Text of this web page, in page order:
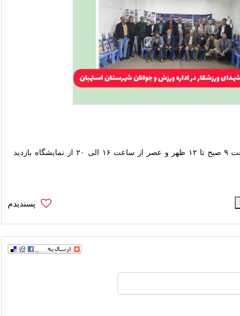
علاقه مندان می توانند همه روز از ساعت ۹ صبح تا ۱۲ ظهر و عصر از ساعت ۱۶ الی ۲۰ از نمایشگاه بازدید